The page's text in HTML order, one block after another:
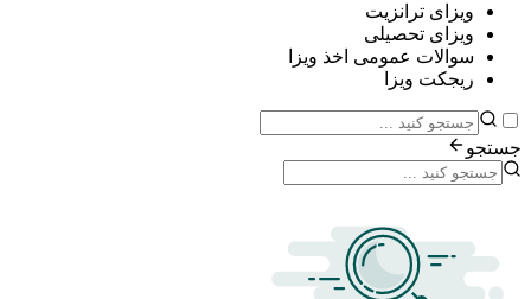
ترانزیت
تحصیلی
عمومی اخذ ویزا
ویزا